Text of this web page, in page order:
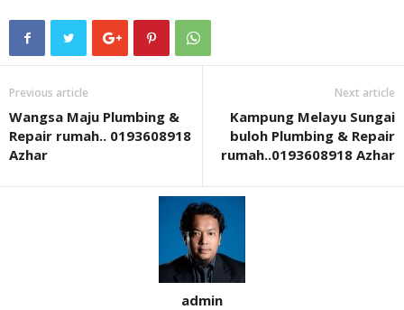
Previous article
Wangsa Maju Plumbing &
Repair rumah.. 0193608918
Azhar
Next article
Kampung Melayu Sungai
buloh Plumbing & Repair
rumah..0193608918 Azhar
admin